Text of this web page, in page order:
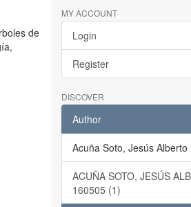
de
MY ACCOUNT
Login
Register
DISCOVER
Author
Acuña Soto, Jesús Alberto
ACUÑA SOTO, JESÚS
160505 (1)